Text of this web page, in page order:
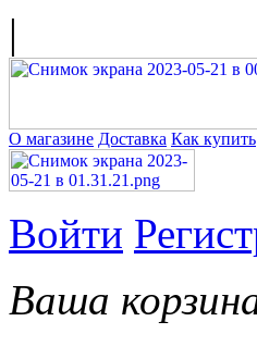
|
О магазине Доставка Как купить
Войти
Ваша